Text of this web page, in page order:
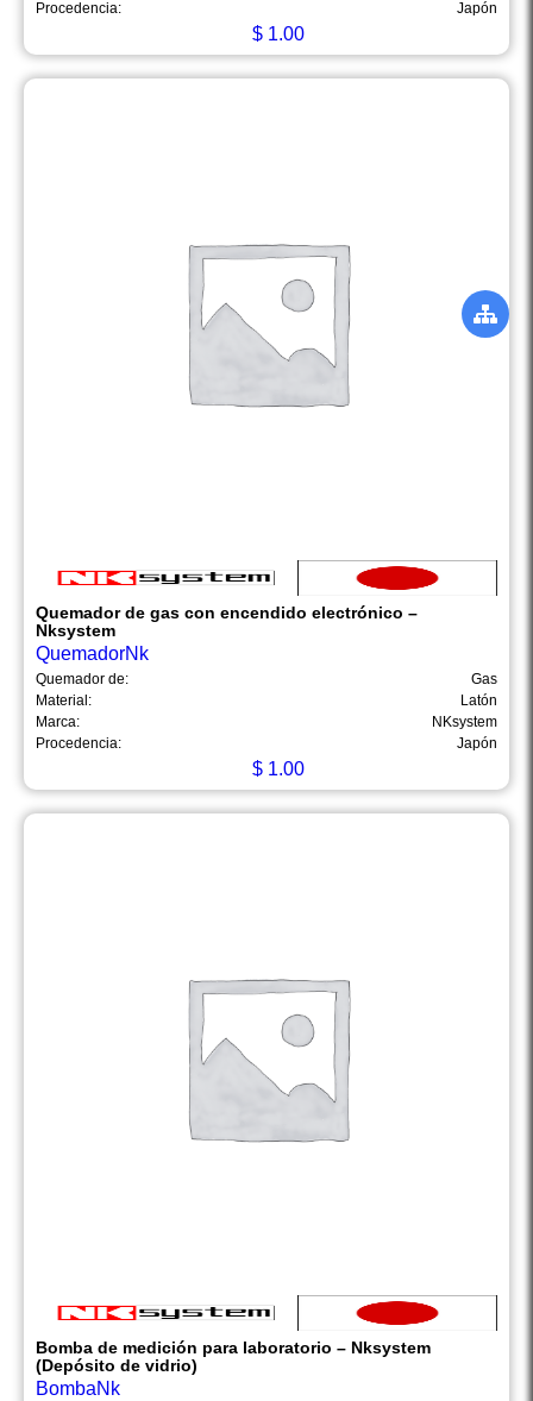
Procedencia: Japón
$ 1.00
Quemador de gas con encendido electrónico –
Nksystem
QuemadorNk
Quemador de:
Gas
Material:
Latón
Marca:
NKsystem
Procedencia:
Japón
$ 1.00
Bomba de medición para laboratorio – Nksystem
(Depósito de vidrio)
BombaNk